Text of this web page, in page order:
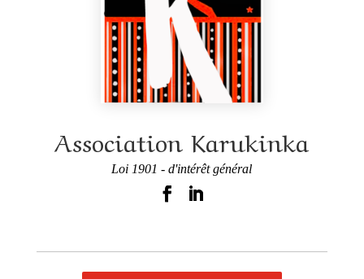
Association Karukinka
Loi 1901 - d'intérêt général